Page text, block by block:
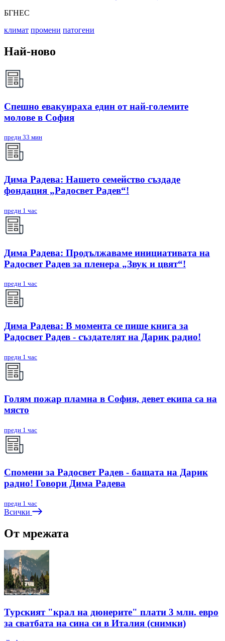
БГНЕС
климат промени патогени
Най-ново
Спешно евакуираха един от най-големите
молове в София
преди 33 мин
Дима Радева: Нашето семейство създаде
фондация „Радосвет Радев“!
преди 1 час
Дима Радева: Продължаваме инициативата на
Радосвет Радев за пленера „Звук и цвят“!
преди 1 час
Дима Радева: В момента се пише книга за
Радосвет Радев - създателят на Дарик радио!
преди 1 час
Голям пожар пламна в София, девет екипа са на
място
преди 1 час
Спомени за Радосвет Радев - бащата на Дарик
радио! Говори Дима Радева
преди 1 час
Всички
От мрежата
Турският "крал на дюнерите" плати 3 млн. евро
за сватбата на сина си в Италия (снимки)